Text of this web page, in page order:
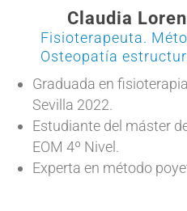
Claudia
Fisioterapeuta.
Osteopatía
Graduada en
Sevilla 2022.
Estudiante del máster
EOM 4º Nivel.
Experta en método